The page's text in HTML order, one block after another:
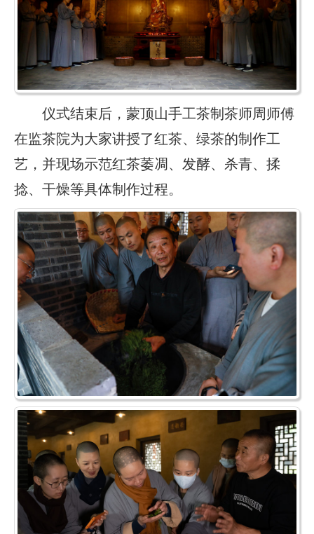
仪式结束后，蒙顶山手工茶制茶师周师傅
在监茶院为大家讲授了红茶、绿茶的制作工
艺，并现场示范红茶萎凋、发酵、杀青、揉
捻、干燥等具体制作过程。